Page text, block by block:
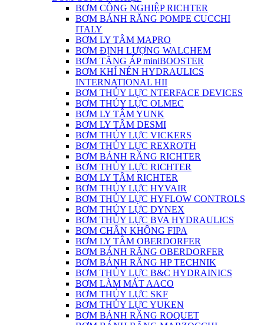
BƠM CÔNG NGHIỆP RICHTER
BƠM BÁNH RĂNG POMPE CUCCHI
ITALY
BƠM LY TÂM MAPRO
BƠM ĐỊNH LƯỢNG WALCHEM
BƠM TĂNG ÁP miniBOOSTER
BƠM KHÍ NÉN HYDRAULICS
INTERNATIONAL HII
BƠM THỦY LỰC NTERFACE DEVICES
BƠM THỦY LỰC OLMEC
BƠM LY TÂM YUNK
BƠM LY TÂM DESMI
BƠM THỦY LỰC VICKERS
BƠM THỦY LỰC REXROTH
BƠM BÁNH RĂNG RICHTER
BƠM THỦY LỰC RICHTER
BƠM LY TÂM RICHTER
BƠM THỦY LỰC HYVAIR
BƠM THỦY LỰC HYFLOW CONTROLS
BƠM THỦY LỰC DYNEX
BƠM THỦY LỰC BVA HYDRAULICS
BƠM CHÂN KHÔNG FIPA
BƠM LY TÂM OBERDORFER
BƠM BÁNH RĂNG OBERDORFER
BƠM BÁNH RĂNG HP TECHNIK
BƠM THỦY LỰC B&C HYDRAINICS
BƠM LÀM MÁT AACO
BƠM THỦY LỰC SKF
BƠM THỦY LỰC YUKEN
BƠM BÁNH RĂNG ROQUET